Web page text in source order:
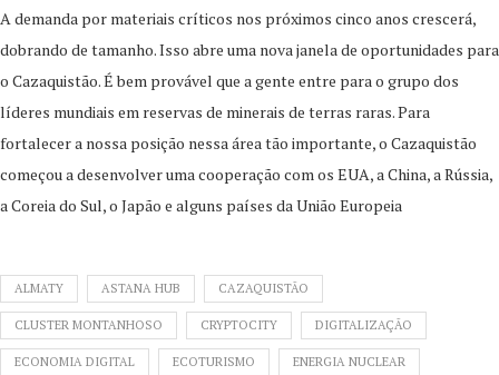
A demanda por materiais críticos nos próximos cinco anos crescerá,
dobrando de tamanho. Isso abre uma nova janela de oportunidades para
o Cazaquistão. É bem provável que a gente entre para o grupo dos
líderes mundiais em reservas de minerais de terras raras. Para
fortalecer a nossa posição nessa área tão importante, o Cazaquistão
começou a desenvolver uma cooperação com os EUA, a China, a Rússia,
a Coreia do Sul, o Japão e alguns países da União Europeia
ALMATY ASTANA HUB CAZAQUISTÃO
CLUSTER MONTANHOSO CRYPTOCITY DIGITALIZAÇÃO
ECONOMIA DIGITAL ECOTURISMO ENERGIA NUCLEAR